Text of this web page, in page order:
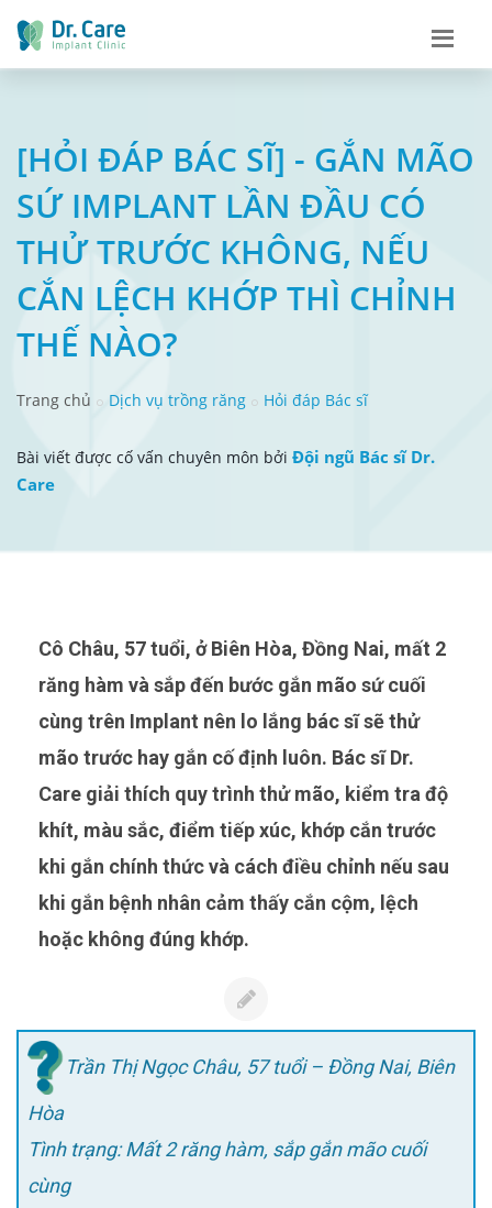
[HỎI ĐÁP BÁC SĨ] - GẮN MÃO
SỨ IMPLANT LẦN ĐẦU CÓ
THỬ TRƯỚC KHÔNG, NẾU
CẮN LỆCH KHỚP THÌ CHỈNH
THẾ NÀO?
Trang chủ Dịch vụ trồng răng Hỏi đáp Bác sĩ
Bài viết được cố vấn chuyên môn bởi Đội ngũ Bác sĩ Dr.
Care
Cô Châu, 57 tuổi, ở Biên Hòa, Đồng Nai, mất 2
răng hàm và sắp đến bước gắn mão sứ cuối
cùng trên Implant nên lo lắng bác sĩ sẽ thử
mão trước hay gắn cố định luôn. Bác sĩ Dr.
Care giải thích quy trình thử mão, kiểm tra độ
khít, màu sắc, điểm tiếp xúc, khớp cắn trước
khi gắn chính thức và cách điều chỉnh nếu sau
khi gắn bệnh nhân cảm thấy cắn cộm, lệch
hoặc không đúng khớp.
Trần Thị Ngọc Châu, 57 tuổi – Đồng Nai, Biên
Hòa
Tình trạng: Mất 2 răng hàm, sắp gắn mão cuối
cùng